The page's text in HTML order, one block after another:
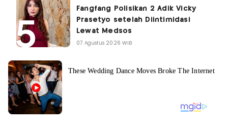
Fangfang Polisikan 2 Adik Vicky
Prasetyo setelah Diintimidasi
Lewat Medsos
07 Agustus 2026 WIB